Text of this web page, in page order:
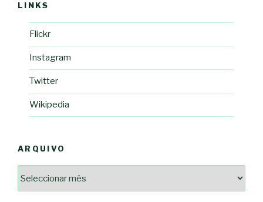
LINKS
Flickr
Instagram
Twitter
Wikipedia
ARQUIVO